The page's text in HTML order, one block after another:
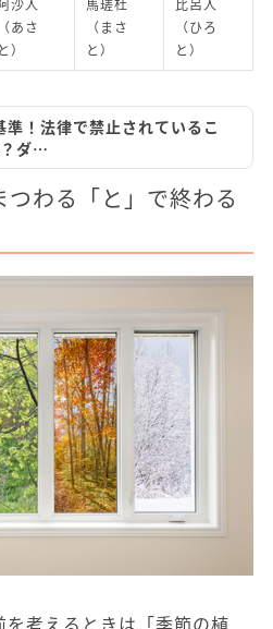
阿沙人
（あさ
と）
馬瑳杜
（まさ
と）
比呂人
（ひろ
と）
準！法律で禁止されているこ
ダ…
わる「と」で終わる